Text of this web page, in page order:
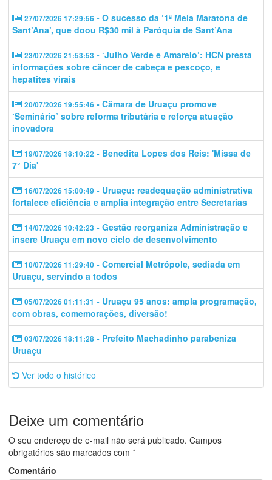
27/07/2026 17:29:56 - O sucesso da ‘1ª Meia Maratona de
Sant’Ana’, que doou R$30 mil à Paróquia de Sant’Ana
23/07/2026 21:53:53 - ‘Julho Verde e Amarelo’: HCN presta
informações sobre câncer de cabeça e pescoço, e
hepatites virais
20/07/2026 19:55:46 - Câmara de Uruaçu promove
‘Seminário’ sobre reforma tributária e reforça atuação
inovadora
19/07/2026 18:10:22 - Benedita Lopes dos Reis: 'Missa de
7° Dia'
16/07/2026 15:00:49 - Uruaçu: readequação administrativa
fortalece eficiência e amplia integração entre Secretarias
14/07/2026 10:42:23 - Gestão reorganiza Administração e
insere Uruaçu em novo ciclo de desenvolvimento
10/07/2026 11:29:40 - Comercial Metrópole, sediada em
Uruaçu, servindo a todos
05/07/2026 01:11:31 - Uruaçu 95 anos: ampla programação,
com obras, comemorações, diversão!
03/07/2026 18:11:28 - Prefeito Machadinho parabeniza
Uruaçu
Ver todo o histórico
Deixe um comentário
O seu endereço de e-mail não será publicado. Campos
obrigatórios são marcados com *
Comentário